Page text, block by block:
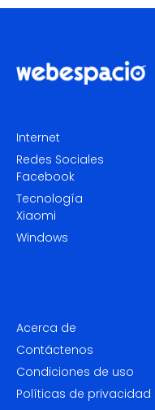
Internet
Redes Sociales
Facebook
Tecnología
Xiaomi
Windows
Acerca de
Contáctenos
Condiciones de uso
Políticas de privacidad